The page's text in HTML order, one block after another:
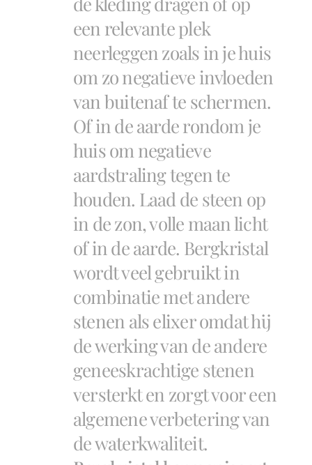
een relevante plek
neerleggen zoals in je huis
om zo negatieve invloeden
van buitenaf te schermen.
Of in de aarde rondom je
huis om negatieve
aardstraling tegen te
houden. Laad de steen op
in de zon, volle maan licht
of in de aarde. Bergkristal
wordt veel gebruikt in
combinatie met andere
stenen als elixer omdat hij
de werking van de andere
geneeskrachtige stenen
versterkt en zorgt voor een
algemene verbetering van
de waterkwaliteit.